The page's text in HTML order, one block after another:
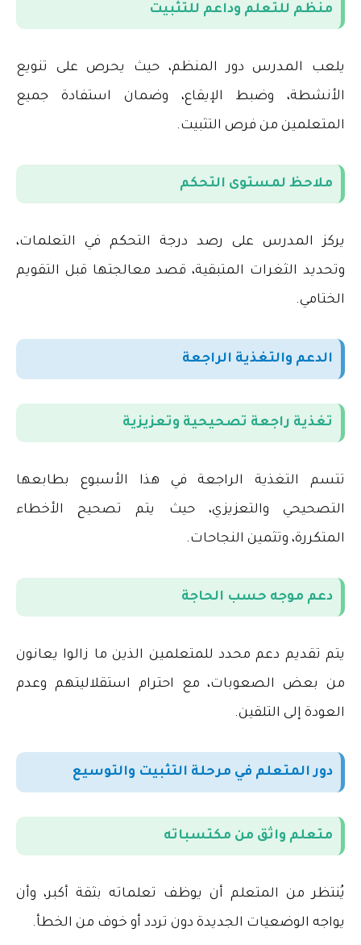
منظم للتعلم وداعم للتثبيت
يلعب المدرس دور المنظم، حيث يحرص على تنويع
الأنشطة، وضبط الإيقاع، وضمان استفادة جميع
المتعلمين من فرص التثبيت.
ملاحظ لمستوى التحكم
يركز المدرس على رصد درجة التحكم في التعلمات،
وتحديد الثغرات المتبقية، قصد معالجتها قبل التقويم
الختامي.
الدعم والتغذية الراجعة
تغذية راجعة تصحيحية وتعزيزية
تتسم التغذية الراجعة في هذا الأسبوع بطابعها
التصحيحي والتعزيزي، حيث يتم تصحيح الأخطاء
المتكررة، وتثمين النجاحات.
دعم موجه حسب الحاجة
يتم تقديم دعم محدد للمتعلمين الذين ما زالوا يعانون
من بعض الصعوبات، مع احترام استقلاليتهم وعدم
العودة إلى التلقين.
دور المتعلم في مرحلة التثبيت والتوسيع
متعلم واثق من مكتسباته
يُنتظر من المتعلم أن يوظف تعلماته بثقة أكبر، وأن
يواجه الوضعيات الجديدة دون تردد أو خوف من الخطأ.